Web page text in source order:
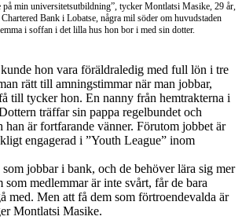
på min universitetsutbildning”, tycker Montlatsi Masike, 29 år,
Bank i Lobatse, några mil söder om huvudstaden
i soffan i det lilla hus hon bor i med sin dotter.
kunde hon vara föräldraledig med full lön i tre
rätt till amningstimmar när man jobbar,
till tycker hon. En nanny från hemtrakterna i
träffar sin pappa regelbundet och
är fortfarande vänner. Förutom jobbet är
engagerad i ”Youth League” inom
jobbar i bank, och de behöver lära sig mer
medlemmar är inte svårt, får de bara
med. Men att få dem som förtroendevalda är
Montlatsi Masike.